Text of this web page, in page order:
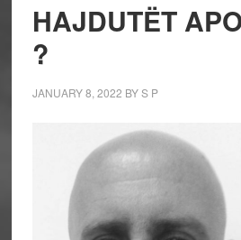
HAJDUTËT
?
JANUARY 8, 2022 BYS P